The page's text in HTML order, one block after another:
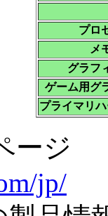
プロ
メ
グラフ
ゲーム用グ
プライマリ
ージ
jp/